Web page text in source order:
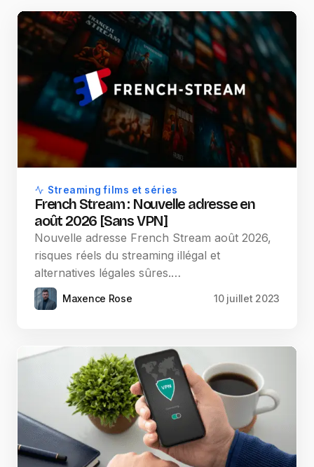
Streaming films et séries
French Stream : Nouvelle adresse en
août 2026 [Sans VPN]
Nouvelle adresse French Stream août 2026,
risques réels du streaming illégal et
alternatives légales sûres.…
Maxence Rose 10 juillet 2023